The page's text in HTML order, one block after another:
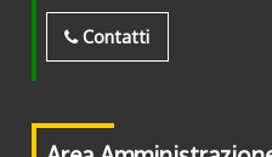
Contatti